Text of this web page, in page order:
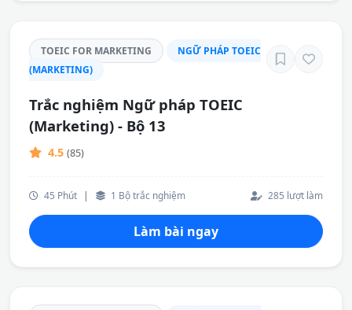
TOEIC FOR MARKETING
NGỮ PHÁP TOEIC
(MARKETING)
Trắc nghiệm Ngữ pháp TOEIC
(Marketing) - Bộ 13
4.5 (85)
45 Phút | 1 Bộ trắc nghiệm 285 lượt làm
Làm bài ngay